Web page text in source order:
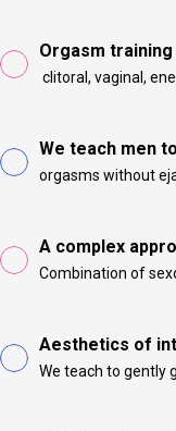
Orgasm
clitoral, vaginal,
We teach men
orgasms without
A complex
Combination of
Aesthetics of
We teach to gently